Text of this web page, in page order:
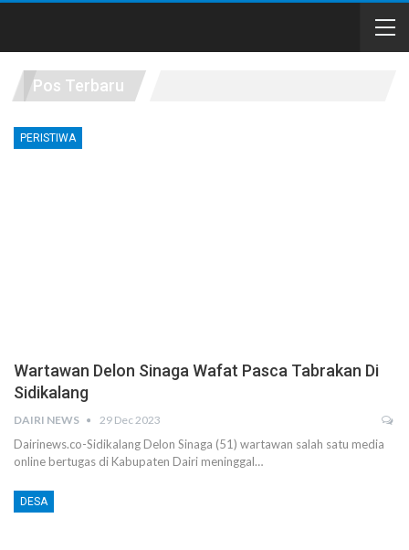
Pos Terbaru
PERISTIWA
Wartawan Delon Sinaga Wafat Pasca Tabrakan Di
Sidikalang
DAIRI NEWS 29 Dec 2023
Dairinews.co-Sidikalang Delon Sinaga (51) wartawan salah satu media
online bertugas di Kabupaten Dairi meninggal…
DESA